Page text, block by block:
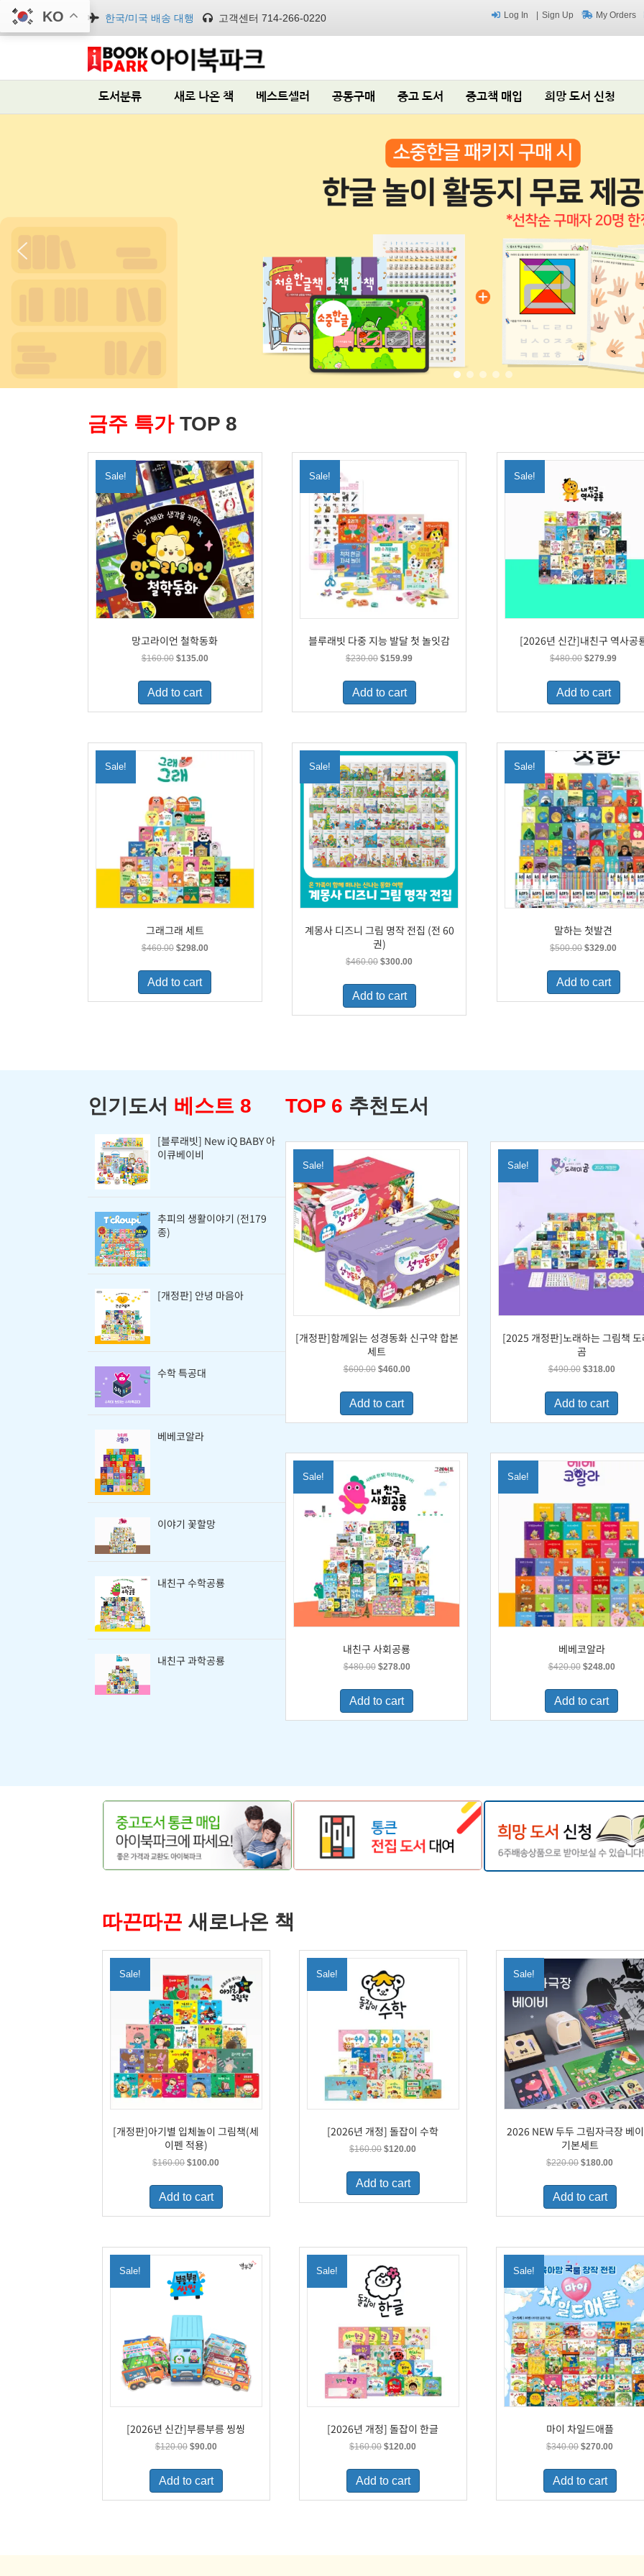
한국/미국 배송 대행 고객센터 714-266-0220 Log In Sign Up My Orders
도서분류 새로 나온 책 베스트셀러 공동구매 중고 도서 중고책 매입 희망 도서 신청
금주 특가 TOP 8
Sale!
망고라이언 철학동화
$160.00 Original
was:
$160.00.
$135.00Current
is:
Add to cart
Sale!
블루래빗 다중 지능 발달 첫 놀잇감
$230.00 Original
was:
$230.00.
$159.99Current
is:
Add to cart
Sale!
[2026년 신간]내친구 역사공
$480.00Original
was:
$480.00.
$279.99Current
is:
Add to cart
Sale!
그래그래 세트
$460.00 Original
was:
$460.00.
$298.00Current
is:
Add to cart
Sale!
계몽사 디즈니 그림 명작 전집 (전 60
권)
$460.00 Original
was:
$460.00.
$300.00Current
is:
Add to cart
Sale!
말하는 첫발견
$500.00Original
was:
$500.00.
$329.00Current
is:
Add to cart
인기도서 베스트 8
[블루래빗] New iQ BABY 아
이큐베이비
추피의 생활이야기 (전179
종)
[개정판] 안녕 마음아
수학 특공대
베베코알라
이야기 꽃할망
내친구 수학공룡
내친구 과학공룡
TOP 6 추천도서
Sale!
[개정판]함께읽는 성경동화 신구약 합본
세트
$600.00 Original
was:
$600.00.
$460.00Current
is:
Add to cart
Sale!
[2025 개정판]노래하는 그림책 도
곰
$490.00 Original
was:
$490.00.
$318.00Current
is:
Add to cart
Sale!
내친구 사회공룡
$480.00 Original
was:
$480.00.
$278.00Current
is:
Add to cart
Sale!
베베코알라
$420.00 Original
was:
$420.00.
$248.00Current
is:
Add to cart
따끈따끈 새로나온 책
Sale!
[개정판]아기별 입체놀이 그림책(세
이펜 적용)
$160.00Original
was:
$160.00.
$100.00Current
is:
Add to cart
Sale!
[2026년 개정] 돌잡이 수학
$160.00Original
was:
$160.00.
$120.00Current
is:
Add to cart
Sale!
2026 NEW 두두 그림자극장 베
기본세트
$220.00Original
was:
$220.00.
$180.00Current
is:
Add to cart
Sale!
[2026년 신간]부릉부릉 씽씽
$120.00 Original
was:
$120.00.
$90.00Current
is:
Add to cart
Sale!
[2026년 개정] 돌잡이 한글
$160.00Original
was:
$160.00.
$120.00Current
is:
Add to cart
Sale!
마이 차일드애플
$340.00Original
was:
$340.00.
$270.00Current
is:
Add to cart
KO